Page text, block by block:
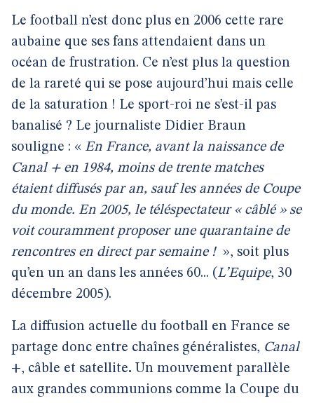
Le football n’est donc plus en 2006 cette rare
aubaine que ses fans attendaient dans un
océan de frustration. Ce n’est plus la question
de la rareté qui se pose aujourd’hui mais celle
de la saturation ! Le sport-roi ne s’est-il pas
banalisé ? Le journaliste Didier Braun
souligne : « En France, avant la naissance de
Canal + en 1984, moins de trente matches
étaient diffusés par an, sauf les années de Coupe
du monde. En 2005, le téléspectateur « câblé » se
voit couramment proposer une quarantaine de
rencontres en direct par semaine ! », soit plus
qu’en un an dans les années 60... (L’Equipe, 30
décembre 2005).
La diffusion actuelle du football en France se
partage donc entre chaînes généralistes, Canal
+, câble et satellite. Un mouvement parallèle
aux grandes communions comme la Coupe du